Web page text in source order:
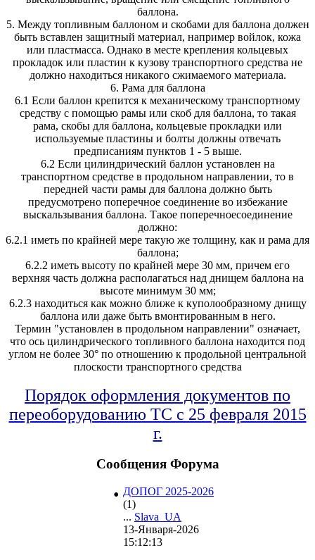
баллона.
5. Между топливным баллоном и скобами для баллона должен
быть вставлен защитный материал, например войлок, кожа
или пластмасса. Однако в месте крепления кольцевых
прокладок или пластин к кузову транспортного средства не
должно находиться никакого сжимаемого материала.
6. Рама для баллона
6.1 Если баллон крепится к механическому транспортному
средству с помощью рамы или скоб для баллона, то такая
рама, скобы для баллона, кольцевые прокладки или
используемые пластины и болты должны отвечать
предписаниям пунктов 1 - 5 выше.
6.2 Если цилиндрический баллон установлен на
транспортном средстве в продольном направлении, то в
передней части рамы для баллона должно быть
предусмотрено поперечное соединение во избежание
выскальзывания баллона. Такое поперечноесоединение
должно:
6.2.1 иметь по крайней мере такую же толщину, как и рама для
баллона;
6.2.2 иметь высоту по крайней мере 30 мм, причем его
верхняя часть должна располагаться над днищем баллона на
высоте минимум 30 мм;
6.2.3 находиться как можно ближе к куполообразному днищу
баллона или даже быть вмонтированным в него.
Термин "установлен в продольном направлении" означает,
что ось цилиндрического топливного баллона находится под
углом не более 30° по отношению к продольной центральной
плоскости транспортного средства
Порядок оформления документов по
переоборудованию ТС с 25 февраля 2015
г.
Сообщения Форума
• ДОПОГ 2025-2026
(1)
... Slava_UA
13-Января-2026
15:12:13